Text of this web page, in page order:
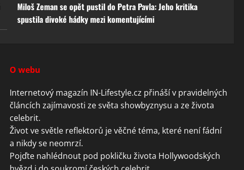
Miloš Zeman se opět pustil do Petra Pavla: Jeho kritika
spustila divoké hádky mezi komentujícími
O webu
Internetový magazín IN-Lifestyle.cz přináší v pravidelných
článcích zajímavosti ze světa showbyznysu a ze života
celebrit.
Život ve světle reflektorů je věčné téma, které není fádní
a nikdy se neomrzí.
Pojďte nahlédnout pod pokličku života Hollywoodských